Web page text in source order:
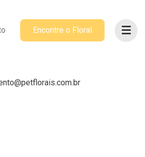
Encontre o Floral
NOS